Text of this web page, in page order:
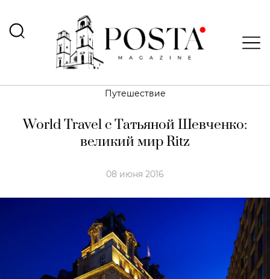
Путешествие
World Travel с Татьяной Шевченко:
великий мир Ritz
08 июня 2016